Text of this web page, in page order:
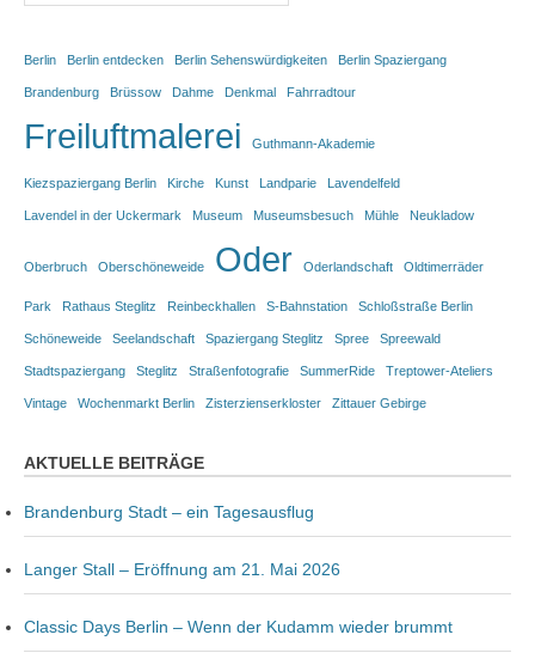
Berlin Berlin entdecken Berlin Sehenswürdigkeiten Berlin Spaziergang
Brandenburg Brüssow Dahme Denkmal Fahrradtour
Freiluftmalerei Guthmann-Akademie
Kiezspaziergang Berlin Kirche Kunst Landparie Lavendelfeld
Lavendel in der Uckermark Museum Museumsbesuch Mühle Neukladow
Oberbruch Oberschöneweide Oder Oderlandschaft Oldtimerräder
Park Rathaus Steglitz Reinbeckhallen S-Bahnstation Schloßstraße Berlin
Schöneweide Seelandschaft Spaziergang Steglitz Spree Spreewald
Stadtspaziergang Steglitz Straßenfotografie SummerRide Treptower-Ateliers
Vintage Wochenmarkt Berlin Zisterzienserkloster Zittauer Gebirge
AKTUELLE BEITRÄGE
Brandenburg Stadt – ein Tagesausflug
Langer Stall – Eröffnung am 21. Mai 2026
Classic Days Berlin – Wenn der Kudamm wieder brummt